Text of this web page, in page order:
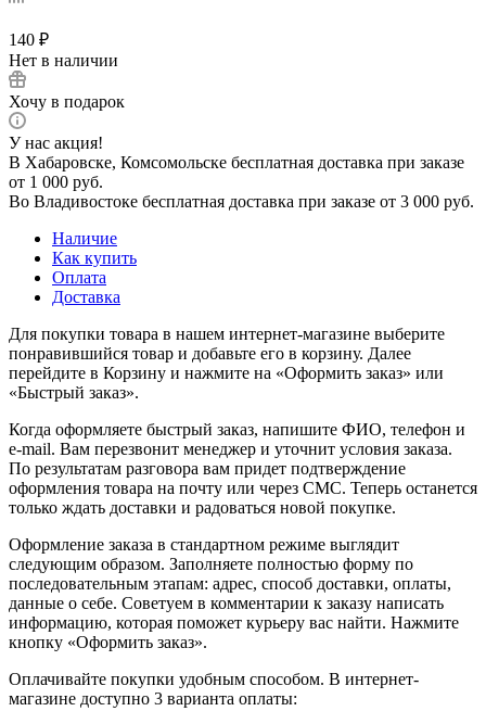
140 ₽
Нет в наличии
Хочу в подарок
У нас акция!
В Хабаровске, Комсомольске бесплатная доставка при заказе
от 1 000 руб.
Во Владивостоке бесплатная доставка при заказе от 3 000 руб.
Наличие
Как купить
Оплата
Доставка
Для покупки товара в нашем интернет-магазине выберите
понравившийся товар и добавьте его в корзину. Далее
перейдите в Корзину и нажмите на «Оформить заказ» или
«Быстрый заказ».
Когда оформляете быстрый заказ, напишите ФИО, телефон и
e-mail. Вам перезвонит менеджер и уточнит условия заказа.
По результатам разговора вам придет подтверждение
оформления товара на почту или через СМС. Теперь останется
только ждать доставки и радоваться новой покупке.
Оформление заказа в стандартном режиме выглядит
следующим образом. Заполняете полностью форму по
последовательным этапам: адрес, способ доставки, оплаты,
данные о себе. Советуем в комментарии к заказу написать
информацию, которая поможет курьеру вас найти. Нажмите
кнопку «Оформить заказ».
Оплачивайте покупки удобным способом. В интернет-
магазине доступно 3 варианта оплаты: